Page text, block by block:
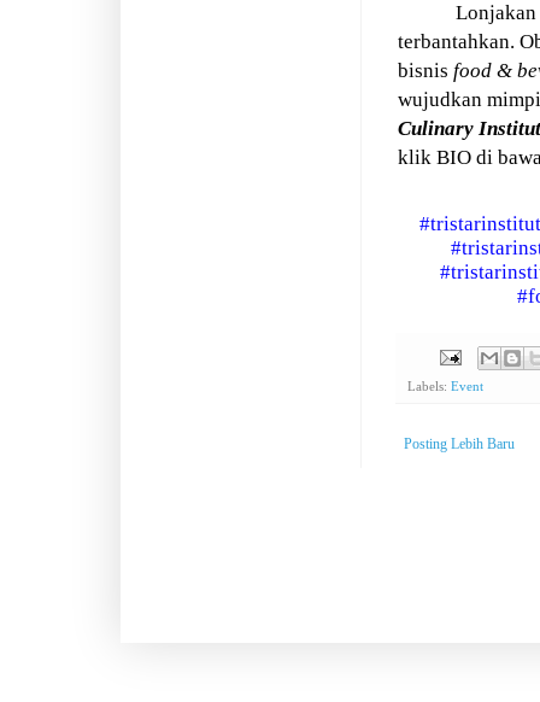
Lonjakan
terbantahkan.
bisnis food &
wujudkan
Culinary
klik BIO di
Labels: Event
Posting Lebih Baru